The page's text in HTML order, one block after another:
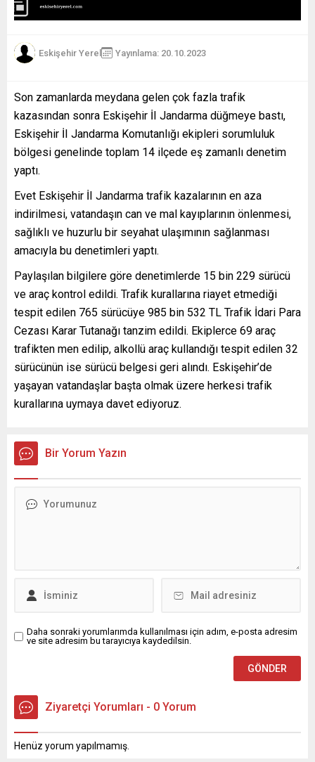
Eskişehir Yerel Yayınlama: 20.10.2023
Son zamanlarda meydana gelen çok fazla trafik
kazasından sonra Eskişehir İI Jandarma düğmeye bastı,
Eskişehir İI Jandarma Komutanlığı ekipleri sorumluluk
bölgesi genelinde toplam 14 ilçede eş zamanlı denetim
yaptı.
Evet Eskişehir İI Jandarma trafik kazalarının en aza
indirilmesi, vatandaşın can ve mal kayıplarının önlenmesi,
sağlıklı ve huzurlu bir seyahat ulaşımının sağlanması
amacıyla bu denetimleri yaptı.
Paylaşılan bilgilere göre denetimlerde 15 bin 229 sürücü
ve araç kontrol edildi. Trafik kurallarına riayet etmediği
tespit edilen 765 sürücüye 985 bin 532 TL Trafik İdari Para
Cezası Karar Tutanağı tanzim edildi. Ekiplerce 69 araç
trafikten men edilip, alkollü araç kullandığı tespit edilen 32
sürücünün ise sürücü belgesi geri alındı. Eskişehir’de
yaşayan vatandaşlar başta olmak üzere herkesi trafik
kurallarına uymaya davet ediyoruz.
Bir Yorum Yazın
Daha sonraki yorumlarımda kullanılması için adım, e-posta adresim
ve site adresim bu tarayıcıya kaydedilsin.
Ziyaretçi Yorumları - 0 Yorum
Henüz yorum yapılmamış.